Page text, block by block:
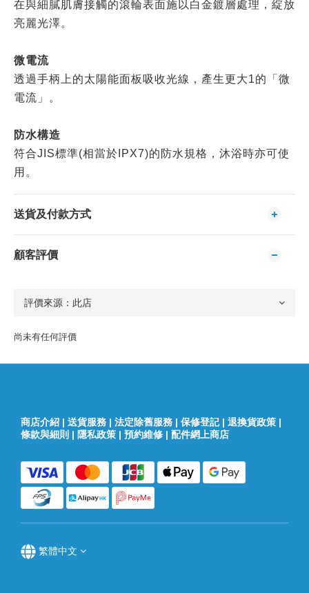
在與細膩肌膚接觸的滾輪表面施以白金鍍層處理，綻放
亮麗光澤。
微電流
透過手柄上的太陽能面板吸收光線，產生更大1的「微
電流」。
防水構造
符合JIS標準(相當於IPX7)的防水規格，沐浴時亦可使
用。
送貨及付款方式
顧客評價
尚未有任何評價
商店介紹 | 送貨服務 | 法定除舊服務 | 保修登記| 退換貨政策 |
條款與細則 | 隱私政策 | 預約維修 | 配件網上商店
繁體中文